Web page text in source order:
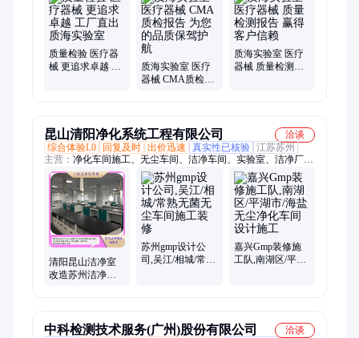
防火阻燃测试、阻燃等级测试
质量检验 医疗器
械 更追求卓越 工
质海实验室 医疗
器械 CMA质检报
质海实验室 医疗
器械 质量检测报
昆山清阳净化系统工程有限公司
洽谈
综合体验L0
回复及时 出价迅速 真实性已核验 江苏苏州
主营： 净化车间施工、无尘车间、洁净车间、实验室、洁净厂
房、无菌室、装修工程
清阳昆山洁净室
改造苏州洁净净
苏州gmp设计公
司,吴江/相城/常熟
嘉兴Gmp装修施
工队,南湖区/平湖
中科检测技术服务(广州)股份有限公司
洽谈